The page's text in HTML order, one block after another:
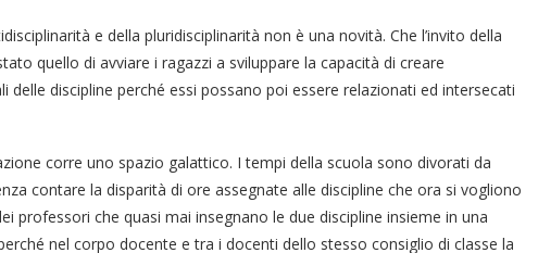
e della pluridisciplinarità non è una novità. Che l’invito della
quello di avviare i ragazzi a sviluppare la capacità di creare
discipline perché essi possano poi essere relazionati ed intersecati
corre uno spazio galattico. I tempi della scuola sono divorati da
contare la disparità di ore assegnate alle discipline che ora si vogliono
professori che quasi mai insegnano le due discipline insieme in una
nel corpo docente e tra i docenti dello stesso consiglio di classe la
“La Grazia” di Sorrentino
presentato da Milvia Marigliano
“Il respiro del mare”, personale
di Terry Mangiatordi
Nuova tanker in acciaio inox
per la Navalmed
Una barca entra nel Fiordo di
Crapolla violando...
“Un’Ape tra le pagine”, prestito
digitale gratuito e...
“La Grazia” di Sorrentino
presentato da Milvia Marigliano